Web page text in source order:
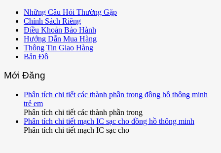
Những Câu Hỏi Thường Gặp
Chính Sách Riêng
Điều Khoản Bảo Hành
Hướng Dẫn Mua Hàng
Thông Tin Giao Hàng
Bản Đồ
Mới Đăng
Phân tích chi tiết các thành phần trong đồng hồ thông minh
trẻ em
Phân tích chi tiết các thành phần trong
Phân tích chi tiết mạch IC sạc cho đồng hồ thông minh
Phân tích chi tiết mạch IC sạc cho